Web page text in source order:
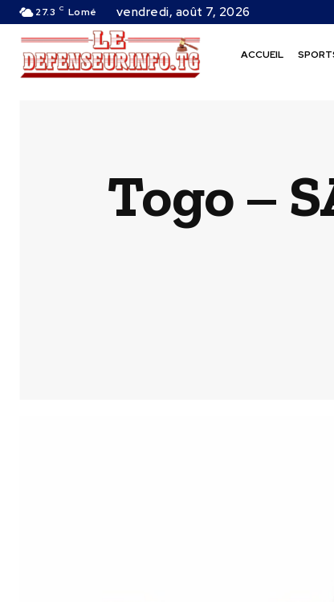
27.3 C Lomé vendredi, août 7, 2026
ACCUEIL
Togo –